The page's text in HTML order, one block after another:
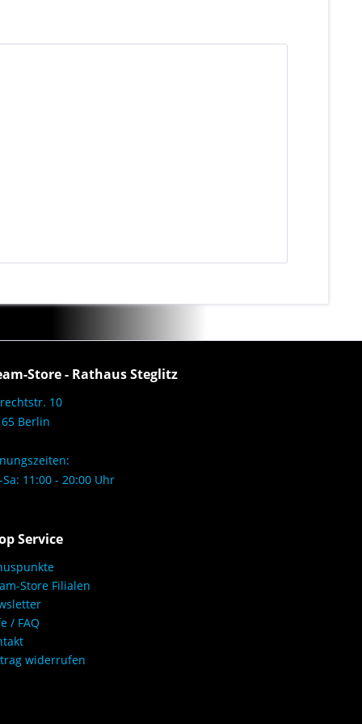
Store - Rathaus Steglitz
10
Berlin
Sa: 11:00 - 20:00 Uhr
Service
Store Filialen
/ FAQ
widerrufen